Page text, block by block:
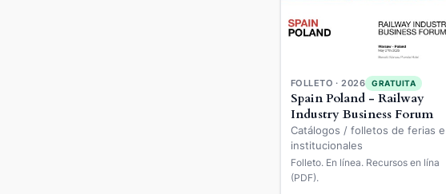
FOLLETO · 2026 GRATUITA
Spain Poland - Railway
Industry Business Forum
Catálogos / folletos de ferias e
institucionales
Folleto. En línea. Recursos en lína
(PDF).